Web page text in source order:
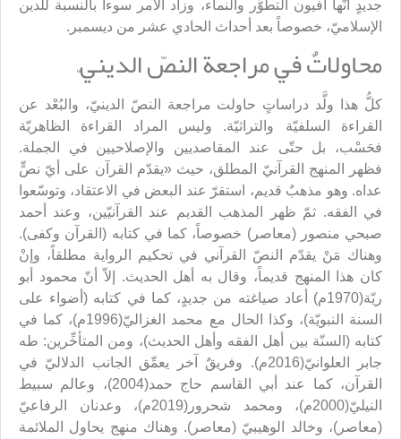
جديدٍ أنّها أفيون التطوُّر والنماء، وزاد الأمر سوءاً بالنسبة للدين
الإسلاميّ، خصوصاً بعد أحداث الحادي عشر من ديسمبر.
محاولاتٌ في مراجعة النصّ الدينيّ
كلُّ هذا ولَّد دراساتٍ حاولت مراجعة النصّ الدينيّ، والبُعْد عن
القراءة السلفيّة والتراثيّة. وليس المراد القراءة الظاهريّة
فحَسْب، بل حتّى عند المقاصديين والإصلاحيين في الجملة.
فظهر المنهج القرآنيّ المطلق، حيث «يقدّم القرآن على أيّ نصٍّ
عداه. وهو مذهبٌ قديم، استقرّ عند البعض في الاعتقاد، وتوسّعوا
في الفقه. ثمّ ظهر المذهب القديم عند القرآنيّين، وعند أحمد
صبحي منصور (معاصر) خصوصاً، كما في كتابه (القرآن وكفى).
وهناك مَنْ يقدّم النصّ القرآني في تحكيم الرواية مطلقاً، وإنْ
كان هذا المنهج قديماً، وقال به أهل الحديث. إلاّ أنّ محمود أبو
ريّة(1970م) أعاد صياغته من جديدٍ، كما في كتابه (أضواء على
السنة النبويّة)، وكذا الحال مع محمد الغزاليّ(1996م)، كما في
كتابه (السنّة بين أهل الفقه وأهل الحديث)، ومن المتأخِّرين: طه
جابر العلوانيّ(2016م). وفريقٌ آخر يعمِّق الجانب الدلاليّ في
القرآن، كما عند أبي القاسم حاج حمد(2004)، وعالم سبيط
النيليّ(2000م)، ومحمد شحرور(2019م)، وعدنان الرفاعيّ
(معاصر)، وخالد الوهيبيّ (معاصر). وهناك منهج يحاول الملائمة